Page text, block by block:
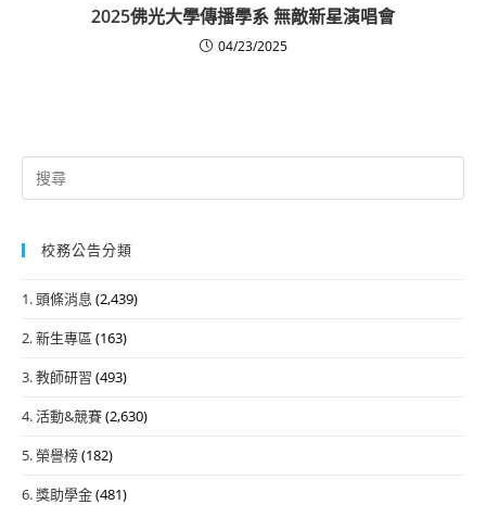
2025佛光大學傳播學系 無敵新星演唱會
04/23/2025
Search
for:
校務公告分類
1. 頭條消息 (2,439)
2. 新生專區 (163)
3. 教師研習 (493)
4. 活動&競賽(2,630)
5. 榮譽榜(182)
6. 獎助學金(481)